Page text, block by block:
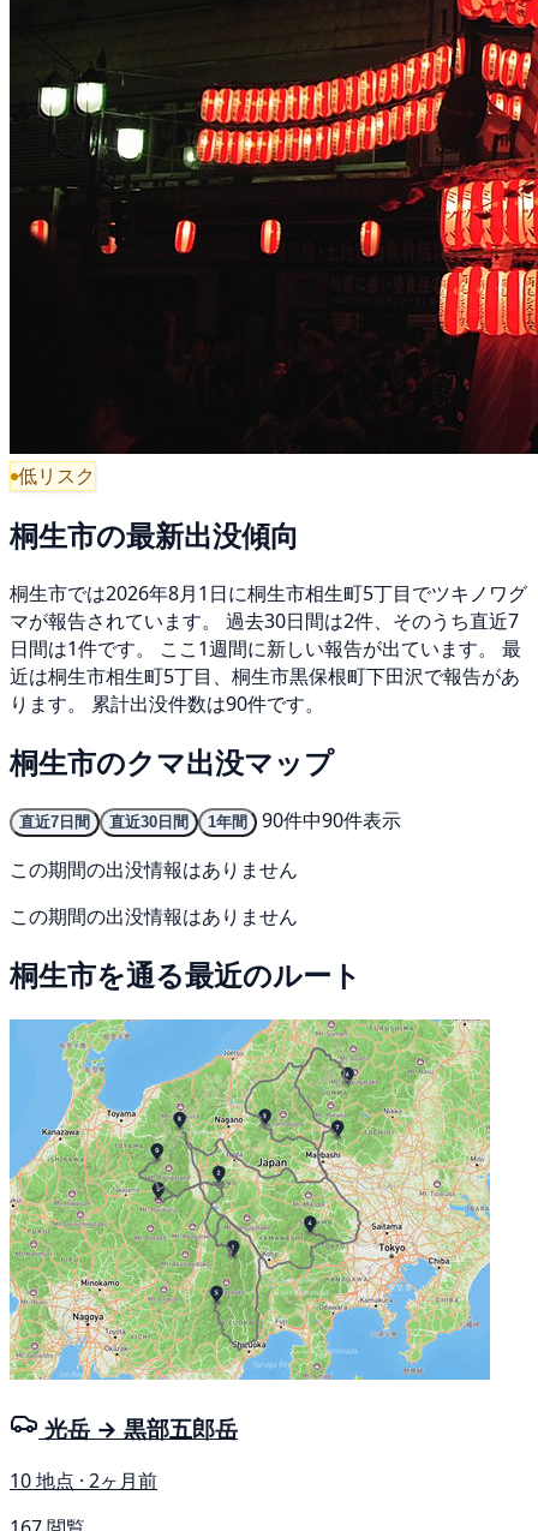
低リスク
桐生市の最新出没傾向
桐生市では2026年8月1日に桐生市相生町5丁目でツキノワグ
マが報告されています。 過去30日間は2件、そのうち直近7
日間は1件です。 ここ1週間に新しい報告が出ています。 最
近は桐生市相生町5丁目、桐生市黒保根町下田沢で報告があ
ります。 累計出没件数は90件です。
桐生市のクマ出没マップ
直近7日間 直近30日間 1年間
90件中90件表示
この期間の出没情報はありません
この期間の出没情報はありません
桐生市を通る最近のルート
光岳 → 黒部五郎岳
10 地点 · 2ヶ月前